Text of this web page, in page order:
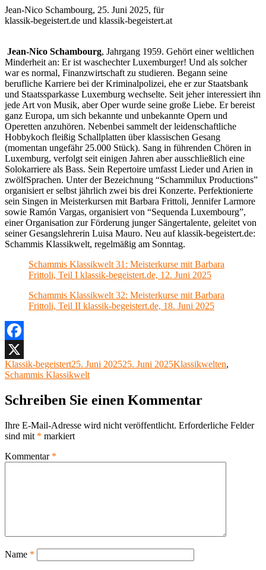
Jean-Nico Schambourg, 25. Juni 2025, für
klassik-begeistert.de und klassik-begeistert.at
Jean-Nico Schambourg, Jahrgang 1959. Gehört einerweltlichen
Minderheit an: Er ist waschechter Luxemburger! Und als solcher
war es normal, Finanzwirtschaft zu studieren. Begann seine
berufliche Karriere bei der Kriminalpolizei, ehe er zur Staatsbank
und Staatssparkasse Luxemburg wechselte. Seit jeher interessiert ihn
jede Art von Musik, aber Oper wurde seine große Liebe. Er bereist
ganz Europa, um sich bekannte und unbekannte Opern und
Operetten anzuhören. Nebenbei sammelt der leidenschaftliche
Hobbykoch fleißig Schallplatten über klassischen Gesang
(momentan ungefähr 25.000 Stück). Sang in führenden Chören in
Luxemburg, verfolgt seit einigen Jahren aber ausschließlich eine
Solokarriere als Bass. Sein Repertoire umfasst Lieder und Arien in
zwölfSprachen. Unterder Bezeichnung “Schammilux Productions”
organisiert er selbst jährlich zwei bis drei Konzerte. Perfektionierte
sein Singen in Meisterkursen mit Barbara Frittoli, Jennifer Larmore
sowie Ramón Vargas, organisiert von “Sequenda Luxembourg”,
einer Organisation zur Förderung junger Sängertalente, geleitet von
seiner Gesangslehrerin Luisa Mauro. Neu auf klassik-begeistert.de:
Schammis Klassikwelt, regelmäßig am Sonntag.
Schammis Klassikwelt 31: Meisterkurse mit Barbara
Frittoli, Teil I klassik-begeistert.de, 12. Juni 2025
Schammis Klassikwelt 32: Meisterkurse mit Barbara
Frittoli, Teil II klassik-begeistert.de, 18. Juni 2025
Facebook
X
Autor
Klassik-begeistertVeröffentlicht
am
25. Juni 202525. Juni 2025Kategorien
Klassikwelten,
Schammis Klassikwelt
Schreiben Sie einen Kommentar
Ihre E-Mail-Adresse wird nicht veröffentlicht. Erforderliche Felder
sind mit * markiert
Kommentar *
Name *